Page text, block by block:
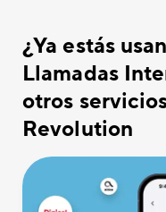
¿Ya estás
Llamadas
otros
Revolution